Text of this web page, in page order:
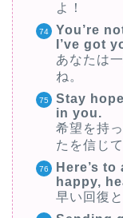
よ！
You’re
I’ve got
あなたは
ね。
Stay
in you.
希望を持
たを信じて
Here’s
happy,
早い回復